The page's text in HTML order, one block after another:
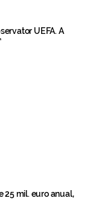
UEFA. A
25 mil. euro anual,